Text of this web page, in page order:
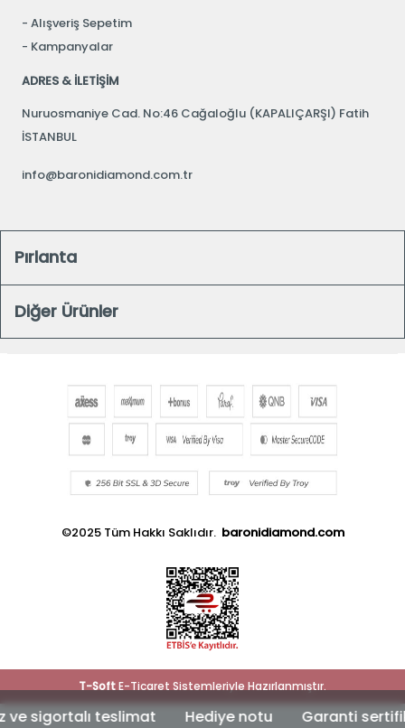
teslimat Hediye notu Garanti
Alışveriş Sepetim
Kampanyalar
ADRES & İLETİŞİM
Nuruosmaniye Cad. No:46 Cağaloğlu (KAPALIÇARŞI) Fatih
İSTANBUL
info@baronidiamond.com.tr
Pırlanta
Diğer Ürünler
©2025 Tüm Hakkı Saklıdır. baronidiamond.com
T-SoftE-Ticaret Sistemleriyle Hazırlanmıştır.